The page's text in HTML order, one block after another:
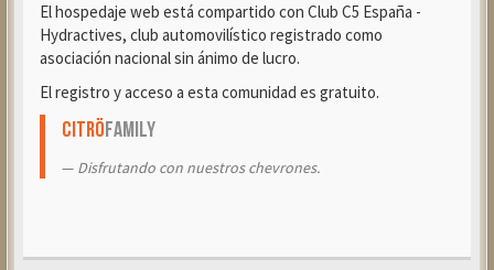
El hospedaje web está compartido con Club C5 España -
Hydractives, club automovilístico registrado como
asociación nacional sin ánimo de lucro.
El registro y acceso a esta comunidad es gratuito.
CitröFamily
Disfrutando con nuestros chevrones.